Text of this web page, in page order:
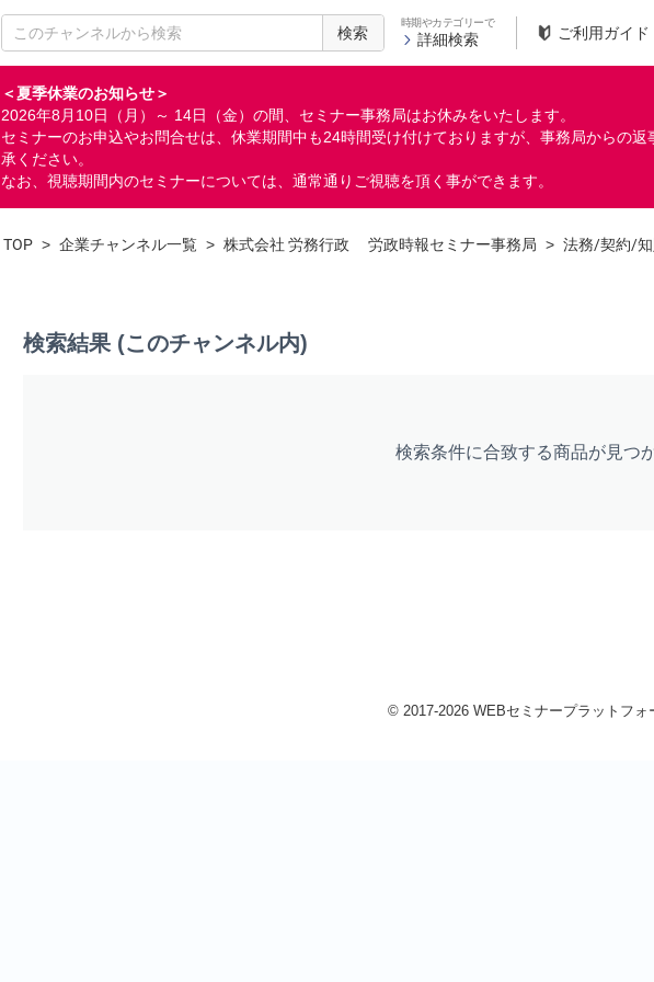
検索
時期やカテゴリーで
詳細検索 ご利用ガイド
＜夏季休業のお知らせ＞
2026年8月10日（月）～ 14日（金）の間、セミナー事務局はお休みをいたします。
セミナーのお申込やお問合せは、休業期間中も24時間受け付けておりますが、事務局からの
承ください。
なお、視聴期間内のセミナーについては、通常通りご視聴を頂く事ができます。
TOP > 企業チャンネル一覧 > 株式会社 労務行政 労政時報セミナー事務局 > 法務/契約/
検索結果 (このチャンネル内)
検索条件に合致する商品が見つ
© 2017-2026 WEBセミナープラットフォ